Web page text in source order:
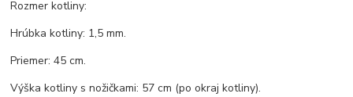
Rozmer kotliny:
Hrúbka kotliny: 1,5 mm.
Priemer: 45 cm.
Výška kotliny s nožičkami: 57 cm (po okraj kotliny).